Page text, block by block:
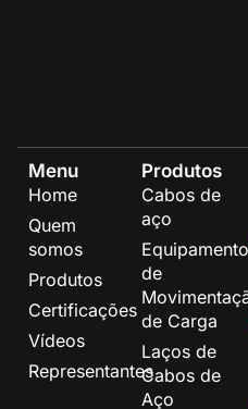
Menu
Home
Quem
somos
Produtos
Certificações
Vídeos
Representantes
Produtos
Cabos de
aço
de
de Carga
Laços de
Cabos de
Aço